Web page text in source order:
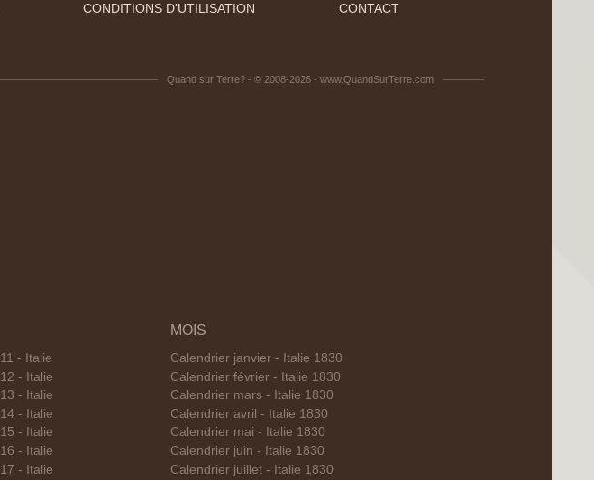
CONDITIONS D'UTILISATION CONTACT
Quand sur Terre? - © 2008-2026 - www.QuandSurTerre.com
- Italie
- Italie
- Italie
- Italie
- Italie
- Italie
- Italie
MOIS
Calendrier janvier - Italie 1830
Calendrier février - Italie 1830
Calendrier mars - Italie 1830
Calendrier avril - Italie 1830
Calendrier mai - Italie 1830
Calendrier juin - Italie 1830
Calendrier juillet - Italie 1830